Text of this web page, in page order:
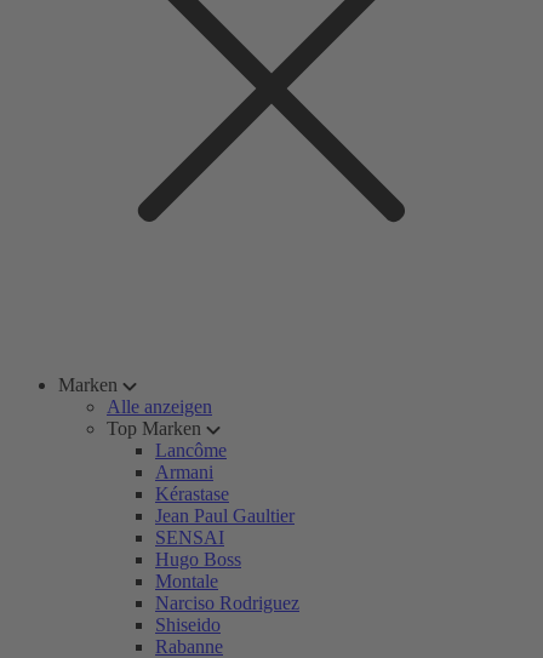
Marken
Alle anzeigen
Top Marken
Lancôme
Armani
Kérastase
Jean Paul Gaultier
SENSAI
Hugo Boss
Montale
Narciso Rodriguez
Shiseido
Rabanne